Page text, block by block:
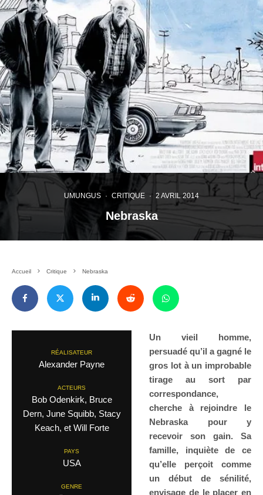
UMUNGUS · CRITIQUE · 2 AVRIL 2014
Nebraska
Accueil Critique Nebraska
RÉALISATEUR
Alexander Payne
ACTEURS
Bob Odenkirk, Bruce
Dern, June Squibb, Stacy
Keach, et Will Forte
PAYS
USA
GENRE
Un vieil homme,
persuadé qu’il a gagné le
gros lot à un improbable
tirage au sort par
correspondance,
cherche à rejoindre le
Nebraska pour y
recevoir son gain. Sa
famille, inquiète de ce
qu’elle perçoit comme
un début de sénilité,
envisage de le placer en